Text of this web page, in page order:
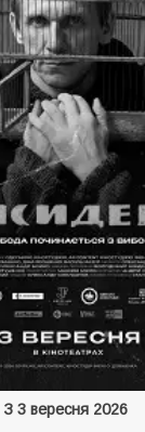
З 3 вересня 2026